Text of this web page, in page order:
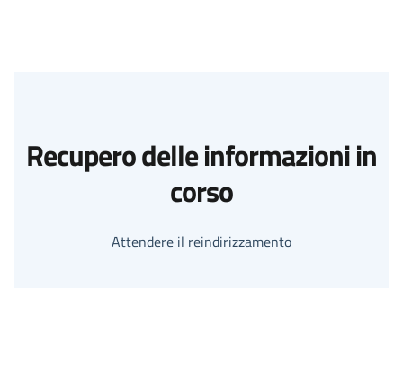
Recupero delle informazioni in
corso
Attendere il reindirizzamento